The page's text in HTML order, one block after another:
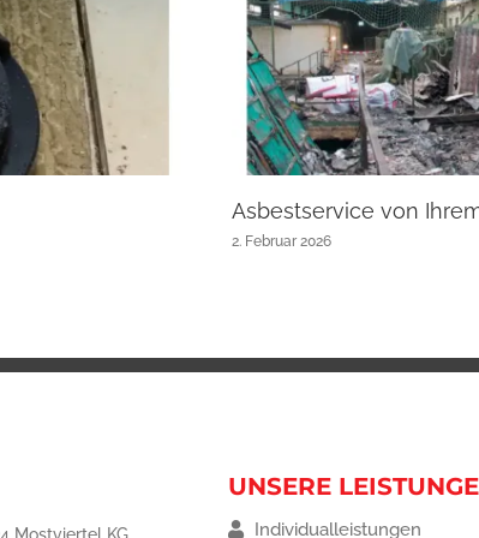
Asbestservice von
2. Februar 2026
UNSERE
Individualleistungen